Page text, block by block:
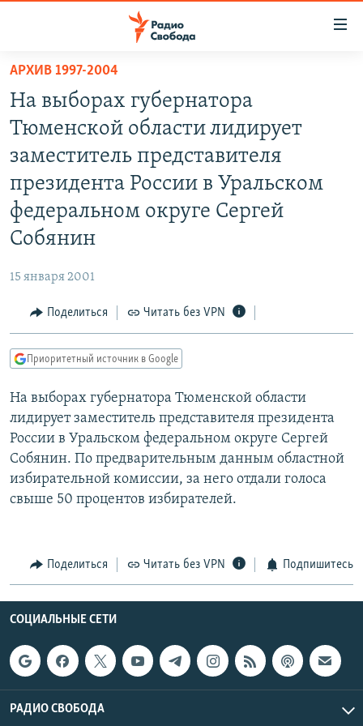
упрощенного
доступа
Вернуться
основному
содержанию
Вернутся
главной
Вернутся
поиску
ПРОГРАММЫ
ЦИТАТЫ СВОБОДЫ
МНЕНИЯ
КУЛЬТУРА
СЕВЕР.РЕАЛИИ
СИБИРЬ.РЕАЛИИ
ПОДПИШИТЕСЬ НА РАССЫЛКУ
СОЦИАЛЬНЫЕ СЕТИ
Все сайты РСЕ/РС
АРХИВ 1997-2004
На выборах губернатора
Тюменской области лидирует
заместитель представителя
президента России в Уральском
федеральном округе Сергей
Собянин
15 января 2001
Поделиться Читать без VPN
Приоритетный источник в Google
На выборах губернатора Тюменской области
лидирует заместитель представителя президента
России в Уральском федеральном округе Сергей
Собянин. По предварительным данным областной
избирательной комиссии, за него отдали голоса
свыше 50 процентов избирателей.
Поделиться Читать без VPN Подпишитесь
СОЦИАЛЬНЫЕ СЕТИ
РАДИО СВОБОДА